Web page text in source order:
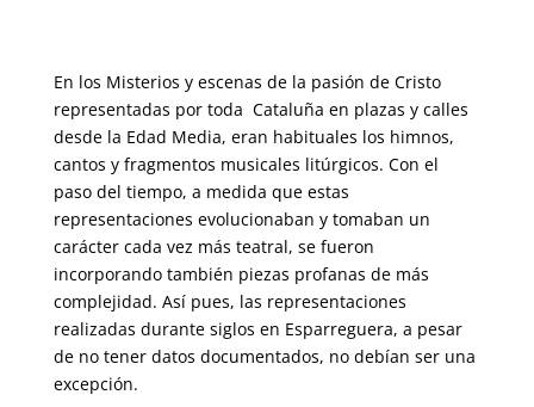
En los Misterios y escenas de la pasión de Cristo
representadas por toda Cataluña en plazas y calles
desde la Edad Media, eran habituales los himnos,
cantos y fragmentos musicales litúrgicos. Con el
paso del tiempo, a medida que estas
representaciones evolucionaban y tomaban un
carácter cada vez más teatral, se fueron
incorporando también piezas profanas de más
complejidad. Así pues, las representaciones
realizadas durante siglos en Esparreguera, a pesar
de no tener datos documentados, no debían ser una
excepción.